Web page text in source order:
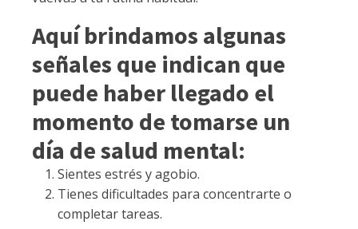
Aquí brindamos algunas
señales que indican que
puede haber llegado el
momento de tomarse un
día de salud mental:
Sientes estrés y agobio.
Tienes dificultades para concentrarte o
completar tareas.